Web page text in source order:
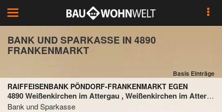
Toggle
navigation
BANK UND SPARKASSE IN 4890
FRANKENMARKT
Basis Einträge
RAIFFEISENBANK PÖNDORF-FRANKENMARKT EGEN
4890 Weißenkirchen im Attergau , Weißenkirchen im Attergau 3
Bank und Sparkasse